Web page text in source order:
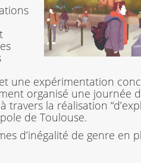
une expérimentation
organisé une journée
travers la réalisation
de Toulouse.
d’inégalité de genre en